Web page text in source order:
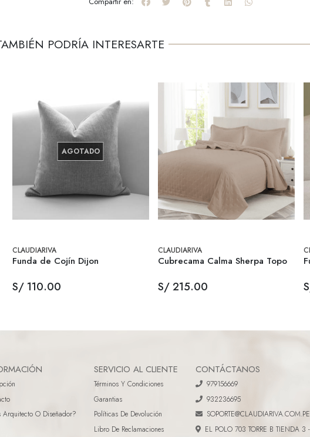
PODRÍA INTERESARTE
AGOTADO
CLAUDIARIVA
Funda de Cojín Dijon
S/ 110.00
CLAUDIARIVA
Cubrecama Calma Sherpa Topo
S/ 215.00
Arquitecto O Diseñador?
SERVICIO AL CLIENTE
Términos Y Condiciones
Garantias
Políticas De Devolución
Libro De Reclamaciones
CONTÁCTANOS
979156669
932236695
SOPORTE@CLAUDIARIVA.COM.PE
EL POLO 703 TORRE B TIENDA 3